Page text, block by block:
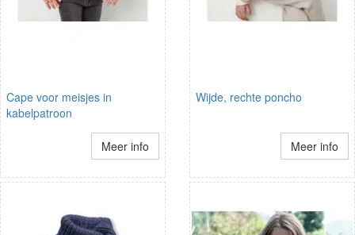
Cape voor meisjes in
kabelpatroon
Meer info
Wijde, rechte poncho
Meer info